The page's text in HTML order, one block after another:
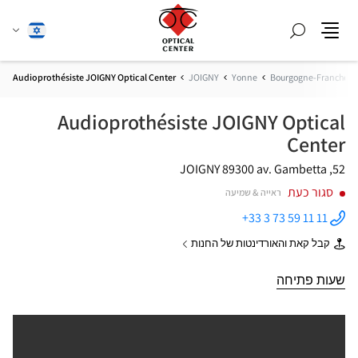
חפש
שנהעברית
Bourgogne-Franche-
Yonne
JOIGNY
Audioprothésiste JOIGNY Optical Center
Audioprothésiste JOIGNY Optical
Center
52, av. Gambetta
89300 JOIGNY
סגור כעת ראייה & שמיעה
התקשר
לחנות
Audioprothésiste
Optical
Center ב
+33 3 73 59 11 11
קבל קאת והאורדינטות של החנות של
JOIGNY
Optical
שעות פתיחה